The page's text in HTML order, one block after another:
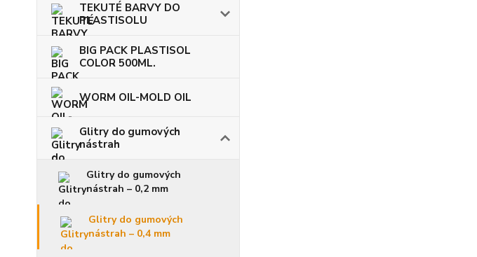
TEKUTÉ BARVY DO
PLASTISOLU
BIG PACK PLASTISOL
COLOR 500ML.
WORM OIL-MOLD OIL
Glitry do gumových
nástrah
Glitry do gumových
nástrah – 0,2 mm
Glitry do gumových
nástrah – 0,4 mm